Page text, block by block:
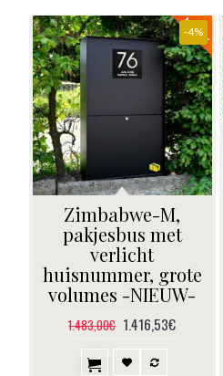
-4%
Zimbabwe-M,
pakjesbus met
verlicht
huisnummer, grote
volumes -NIEUW-
1.483,00€ 1.416,53€